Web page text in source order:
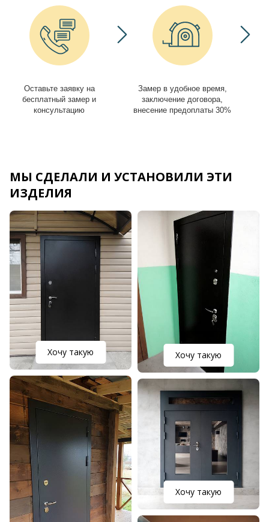
Оставьте заявку на
бесплатный замер и
консультацию
Замер в удобное время,
заключение договора,
внесение предоплаты 30%
МЫ СДЕЛАЛИ И УСТАНОВИЛИ ЭТИ
ИЗДЕЛИЯ
Хочу такую Хочу такую
Хочу такую